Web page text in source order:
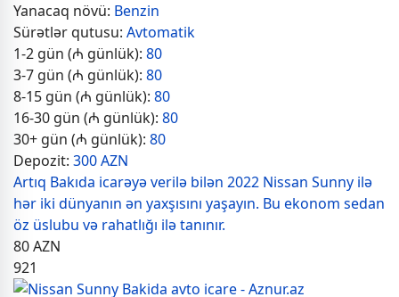
Yanacaq növü: Benzin
Sürətlər qutusu: Avtomatik
1-2 gün (₼ günlük): 80
3-7 gün (₼ günlük): 80
8-15 gün (₼ günlük): 80
16-30 gün (₼ günlük): 80
30+ gün (₼ günlük): 80
Depozit: 300 AZN
Artıq Bakıda icarəyə verilə bilən 2022 Nissan Sunny ilə
hər iki dünyanın ən yaxşısını yaşayın. Bu ekonom sedan
öz üslubu və rahatlığı ilə tanınır.
80AZN
921